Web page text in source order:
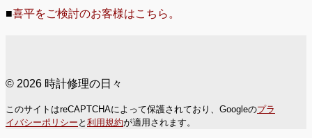
■喜平をご検討のお客様はこちら。
© 2026 時計修理の日々
このサイトはreCAPTCHAによって保護されており、Googleのプラ
イバシーポリシー と 利用規約が適用されます。